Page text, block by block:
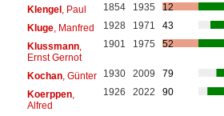
Klengel, Paul 1854 1935
12
Kluge, Manfred 1928 1971
43
Klussmann,
Ernst Gernot
1901 1975 52
Kochan, Günter 1930 2009
79
Koerppen,
Alfred
1926 2022 90